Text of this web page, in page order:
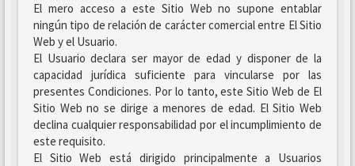
El mero acceso a este Sitio Web no supone entablar
ningún tipo de relación de carácter comercial entre El Sitio
Web y el Usuario.
El Usuario declara ser mayor de edad y disponer de la
capacidad jurídica suficiente para vincularse por las
presentes Condiciones. Por lo tanto, este Sitio Web de El
Sitio Web no se dirige a menores de edad. El Sitio Web
declina cualquier responsabilidad por el incumplimiento de
este requisito.
El Sitio Web está dirigido principalmente a Usuarios